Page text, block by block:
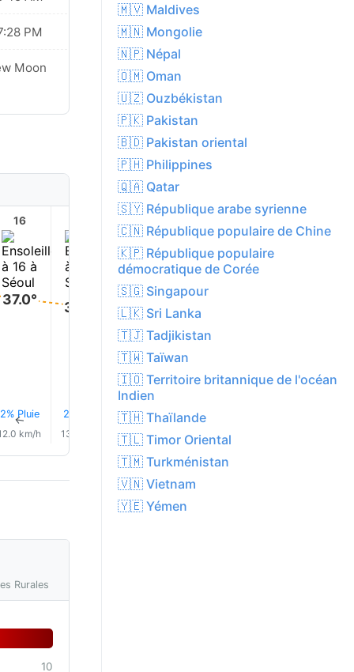
PM
Moon
16
37.0°
2% Pluie
↑
km/h
36.0°
2% Pluie
13.0 km/h
36.0°
2% Pluie
↑
11.0 km/h
34.0°
2% Pluie
↑
8.0 km/h
Rurales
10
🇲🇻 Maldives
🇲🇳 Mongolie
🇳🇵 Népal
🇴🇲 Oman
🇺🇿 Ouzbékistan
🇵🇰 Pakistan
🇧🇩 Pakistan oriental
🇵🇭 Philippines
🇶🇦 Qatar
🇸🇾 République arabe syrienne
🇨🇳 République populaire de Chine
🇰🇵 République populaire
démocratique de Corée
🇸🇬 Singapour
🇱🇰 Sri Lanka
🇹🇯 Tadjikistan
🇹🇼 Taïwan
🇮🇴 Territoire britannique de l'océan
Indien
🇹🇭 Thaïlande
🇹🇱 Timor Oriental
🇹🇲 Turkménistan
🇻🇳 Vietnam
🇾🇪 Yémen